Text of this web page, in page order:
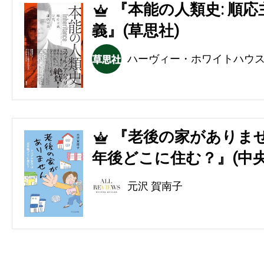
4
『本能の人類史: 順
義』(草思社)
ハーヴィー・ホワイトハウ
5
『老後の家があり
年後どこに住む？』(中
元沢 賀南子